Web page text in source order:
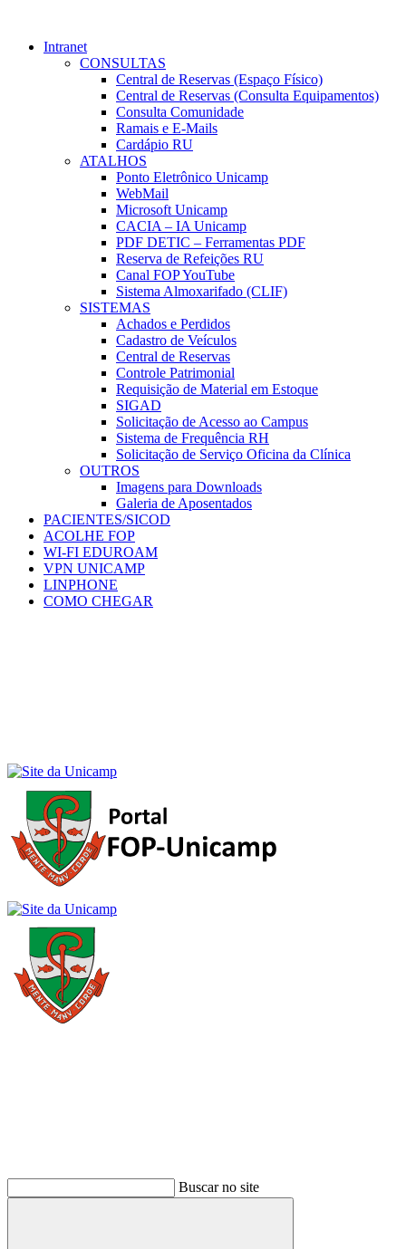
Intranet
CONSULTAS
Central de Reservas (Espaço Físico)
Central de Reservas (Consulta Equipamentos)
Consulta Comunidade
Ramais e E-Mails
Cardápio RU
ATALHOS
Ponto Eletrônico Unicamp
WebMail
Microsoft Unicamp
CACIA – IA Unicamp
PDF DETIC – Ferramentas PDF
Reserva de Refeições RU
Canal FOP YouTube
Sistema Almoxarifado (CLIF)
SISTEMAS
Achados e Perdidos
Cadastro de Veículos
Central de Reservas
Controle Patrimonial
Requisição de Material em Estoque
SIGAD
Solicitação de Acesso ao Campus
Sistema de Frequência RH
Solicitação de Serviço Oficina da Clínica
OUTROS
Imagens para Downloads
Galeria de Aposentados
PACIENTES/SICOD
ACOLHE FOP
WI-FI EDUROAM
VPN UNICAMP
LINPHONE
COMO CHEGAR
Buscar no site